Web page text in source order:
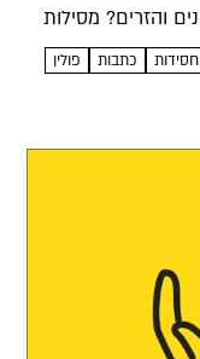
והזרים? מסילות
יהודים נוסעיםחסידות כתבות
פולין